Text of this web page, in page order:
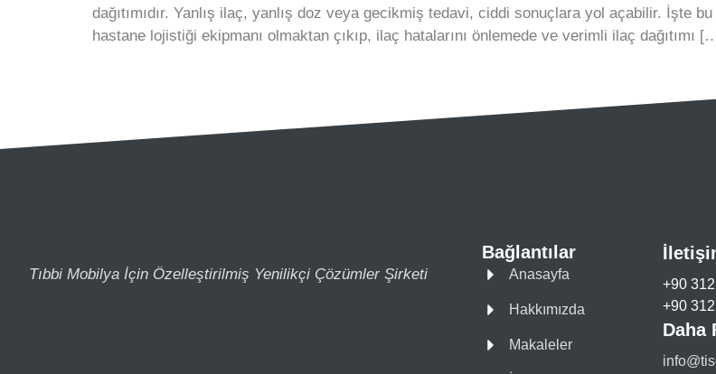
dağıtımıdır. Yanlış ilaç, yanlış doz veya gecikmiş tedavi, ciddi sonuçlara yol açabilir. İşte
hastane lojistiği ekipmanı olmaktan çıkıp, ilaç hatalarını önlemede ve verimli ilaç dağıtımı
Tıbbi Mobilya İçin Özelleştirilmiş Yenilikçi Çözümler Şirketi
Bağlantılar
Anasayfa
Hakkımızda
Makaleler
+90
+90
Daha